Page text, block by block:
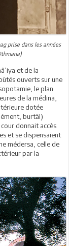
prise dans les années
et de la
ouverts sur une
le plan
de la médina,
dotée
burtâl)
donnait accès
et se dispensaient
médersa, celle de
par la